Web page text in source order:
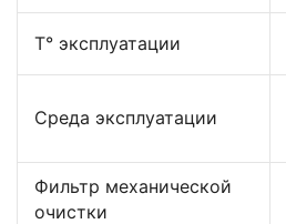
Т° эксплуатации
Среда эксплуатации
Фильтр механической
очистки